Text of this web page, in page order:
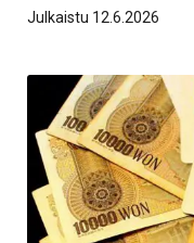
Julkaistu 12.6.2026